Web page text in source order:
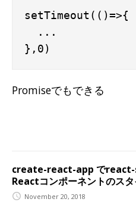
setTimeout(()=>{
  ...
Promiseでもできる
create-react-app で
Reactコンポーネントのス
November 20, 2018